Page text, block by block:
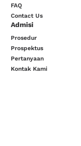
FAQ
Contact Us
Admisi
Prosedur
Prospektus
Pertanyaan
Kontak Kami